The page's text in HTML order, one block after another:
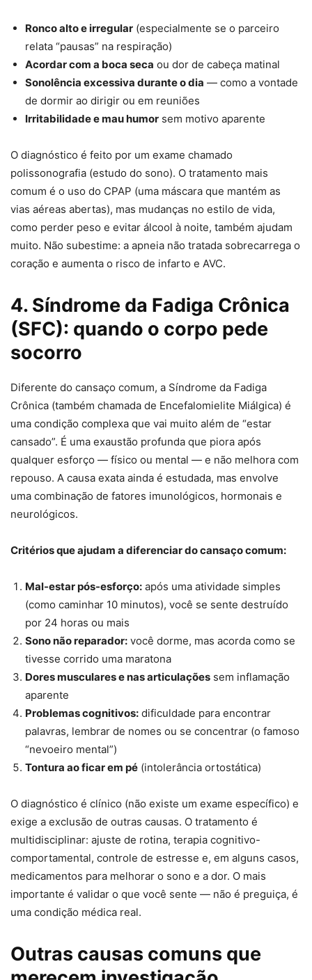
Ronco alto e irregular (especialmente se o parceiro
relata “pausas” na respiração)
Acordar com a boca seca ou dor de cabeça matinal
Sonolência excessiva durante o dia — como a vontade
de dormir ao dirigir ou em reuniões
Irritabilidade e mau humor sem motivo aparente
O diagnóstico é feito por um exame chamado
polissonografia (estudo do sono). O tratamento mais
comum é o uso do CPAP (uma máscara que mantém as
vias aéreas abertas), mas mudanças no estilo de vida,
como perder peso e evitar álcool à noite, também ajudam
muito. Não subestime: a apneia não tratada sobrecarrega o
coração e aumenta o risco de infarto e AVC.
4. Síndrome da Fadiga Crônica
(SFC): quando o corpo pede
socorro
Diferente do cansaço comum, a Síndrome da Fadiga
Crônica (também chamada de Encefalomielite Miálgica) é
uma condição complexa que vai muito além de “estar
cansado”. É uma exaustão profunda que piora após
qualquer esforço — físico ou mental — e não melhora com
repouso. A causa exata ainda é estudada, mas envolve
uma combinação de fatores imunológicos, hormonais e
neurológicos.
Critérios que ajudam a diferenciar do cansaço comum:
Mal-estar pós-esforço: após uma atividade simples
(como caminhar 10 minutos), você se sente destruído
por 24 horas ou mais
Sono não reparador: você dorme, mas acorda como se
tivesse corrido uma maratona
Dores musculares e nas articulações sem inflamação
aparente
Problemas cognitivos: dificuldade para encontrar
palavras, lembrar de nomes ou se concentrar (o famoso
“nevoeiro mental”)
Tontura ao ficar em pé (intolerância ortostática)
O diagnóstico é clínico (não existe um exame específico) e
exige a exclusão de outras causas. O tratamento é
multidisciplinar: ajuste de rotina, terapia cognitivo-
comportamental, controle de estresse e, em alguns casos,
medicamentos para melhorar o sono e a dor. O mais
importante é validar o que você sente — não é preguiça, é
uma condição médica real.
Outras causas comuns que